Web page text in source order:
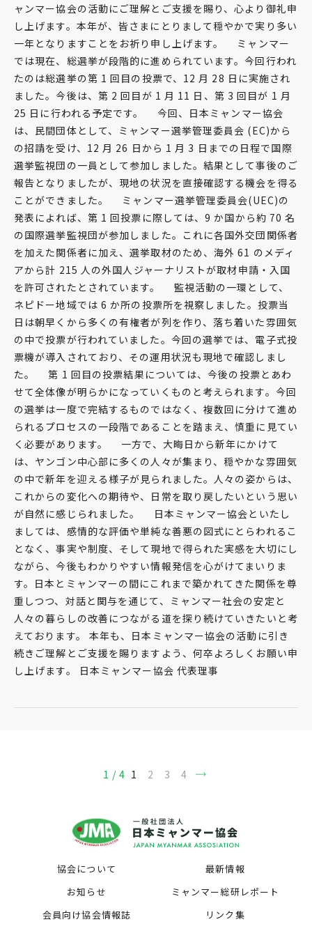
ャンマー協会の活動にご理解とご支援を賜り、心より御礼申
し上げます。本年が、皆さまにとりまして穏やかで実り多い
一年となりますことをお祈り申し上げます。 ミャンマー
では現在、総選挙が段階的に進められています。今回行われ
たのは総選挙の第 1 回目の投票で、12 月 28 日に実施され
ました。今後は、第 2 回目が 1 月 11 日、第 3 回目が 1 月
25 日に行われる予定です。 今回、日本ミャンマー協会
は、民間団体として、ミャンマー選挙管理委員会 (EC)から
の招請を受け、12 月 26 日から 1 月 3 日までの日程で国際
選挙監視団の一員として参加しました。結果として事後のご
報告となりましたが、現地の状況を直接確認する機会を得る
ことができました。 ミャンマー選挙管理委員会(UEC)の
発表によれば、第 1 回投票に際しては、9 か国から約 70 名
の国際選挙監視団が参加しました。これに各国外交団関係者
を加えた関係者に加え、選挙取材のため、海外 61 のメディ
アから計 215 人の外国人ジャーナリストが取材申請・入国
を許可されたとされています。 監視活動の一環として、
ネピドー地域では 6 か所の投票所を視察しました。投票当
日は朝早くから多くの有権者が列を作り、落ち着いた雰囲気
の中で投票が行われていました。今回の選挙では、電子式投
票機が導入されており、その運用状況も現地で確認しまし
た。 第 1 回目の投票結果については、今後の投票とあわ
せて全体像が明らかになっていくものと考えられます。今回
の選挙は一度で完結するものではなく、複数回に分けて進め
られるプロセスの一段階であることを踏まえ、慎重に見てい
く必要があります。 一方で、大晦日から新年にかけて
は、ヤンゴン中心部に多くの人々が集まり、穏やかな雰囲気
の中で新年を迎える様子が見られました。人々の姿からは、
これからの変化への期待や、日常を取り戻したいという思い
が自然に感じられました。 日本ミャンマー協会といたし
ましては、感情的な評価や単純な善悪の図式にとらわれるこ
となく、事実や制度、そして現地で得られた実感を大切にし
ながら、今後もわかりやすい情報発信を心がけてまいりま
す。日本とミャンマーの間にこれまで築かれてきた関係を尊
重しつつ、対話と関与を通じて、ミャンマー社会の安定と
人々の暮らしの改善につながる道を探り続けていきたいと考
えております。 本年も、日本ミャンマー協会の活動に引き
続きご理解とご支援を賜りますよう、何卒よろしくお願い申
し上げます。 日本ミャンマー協会 代表理事
1 / 4 1 2 3 4
協会について
最新情報
お知らせ
ミャンマー総研レポート
会員向け協会情報誌
リンク集